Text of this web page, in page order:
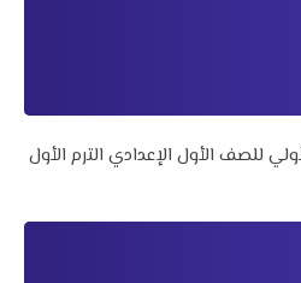
للصف الأول الإعدادي الترم الأول